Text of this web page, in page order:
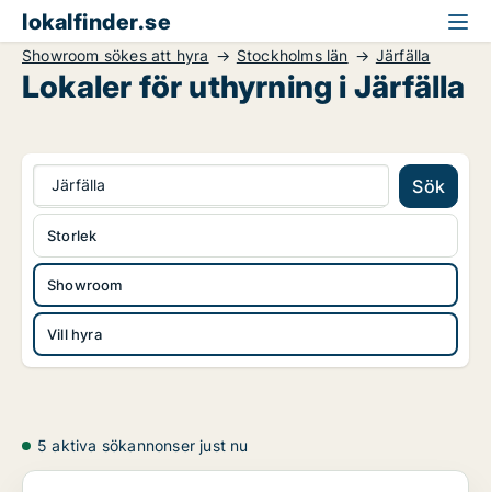
lokalfinder.se
Showroom sökes att hyra Stockholms län Järfälla
Lokaler för uthyrning i Järfälla
Järfälla Sök
Showroom
Vill hyra
Storlek
5 aktiva sökannonser just nu